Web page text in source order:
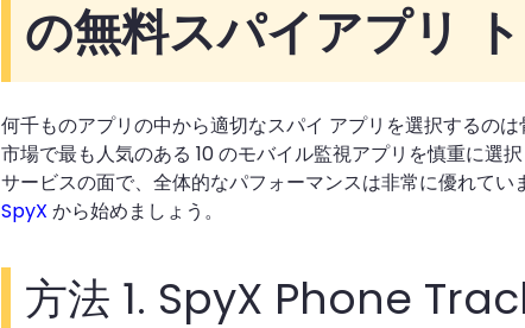
の無料スパイアプリ
何千ものアプリの中から適切なスパイ アプリを選択するのは
市場で最も人気のある 10 のモバイル監視アプリを慎重に選
サービスの面で、全体的なパフォーマンスは非常に優れてい
SpyX から始めましょう。
方法 1. SpyX Phone